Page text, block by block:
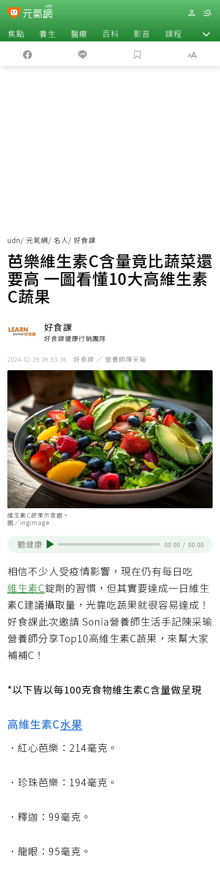
焦點 養生 醫療 百科 影音 課程 退休
udn/ 元氣網/ 名人/ 好食課
芭樂維生素C含量竟比蔬菜還
要高 一圖看懂10大高維生素
C蔬果
好食課
好食課健康行銷團隊
2024-02-29 09:53:36 好食課 ／ 營養師陳采瑜
維生素C蔬果示意圖。
圖／ingimage
聽健康 00:00 / 00:00
相信不少人受疫情影響，現在仍有每日吃
維生素C錠劑的習慣，但其實要達成一日維生
素C建議攝取量，光靠吃蔬果就很容易達成！
好食課此次邀請 Sonia營養師生活手記陳采瑜
營養師分享Top10高維生素C蔬果，來幫大家
補補C！
*以下皆以每100克食物維生素C含量做呈現
高維生素C水果
．紅心芭樂：214毫克。
．珍珠芭樂：194毫克。
．釋迦：99毫克。
．龍眼：95毫克。